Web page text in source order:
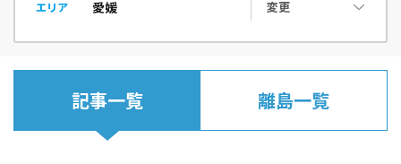
エリア 変更
記事一覧 離島一覧